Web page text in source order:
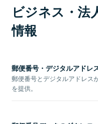
ビジネス・法
情報
郵便番号・デジタルアドレ
郵便番号とデジタルアドレス
を提供。